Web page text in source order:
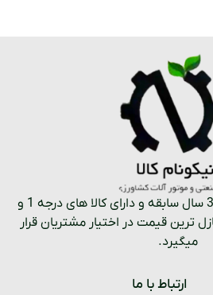
فروشگاه نیکونام کالا با 30 سال سابقه و دارای کالا های درجه 1 و
ترین قیمت در اختیار مشتریان قرار
میگیرد.
ارتباط با ما